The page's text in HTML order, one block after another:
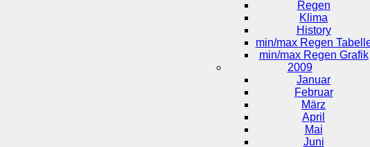
Regen
Klima
History
min/max Regen
min/max Regen Grafik
2009
Januar
Februar
März
April
Mai
Juni